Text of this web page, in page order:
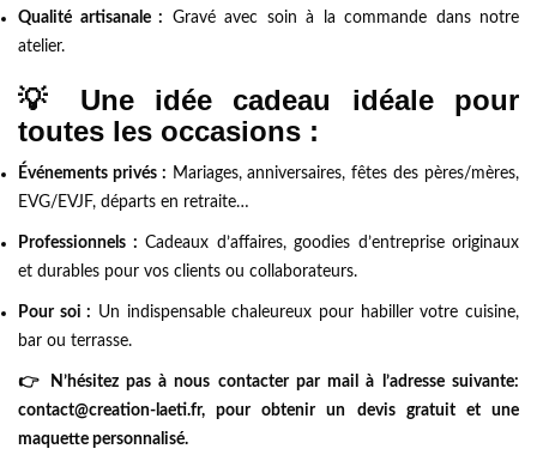
Qualité artisanale : Gravé avec soin à la commande dans notre
atelier.
💡 Une idée cadeau idéale pour
toutes les occasions :
Événements privés : Mariages, anniversaires, fêtes des pères/mères,
EVG/EVJF, départs en retraite…
Professionnels : Cadeaux d’affaires, goodies d’entreprise originaux
et durables pour vos clients ou collaborateurs.
Pour soi : Un indispensable chaleureux pour habiller votre cuisine,
bar ou terrasse.
👉 N’hésitez pas à nous contacter par mail à l’adresse suivante:
contact@creation-laeti.fr, pour obtenir un devis gratuit et une
maquette personnalisé.